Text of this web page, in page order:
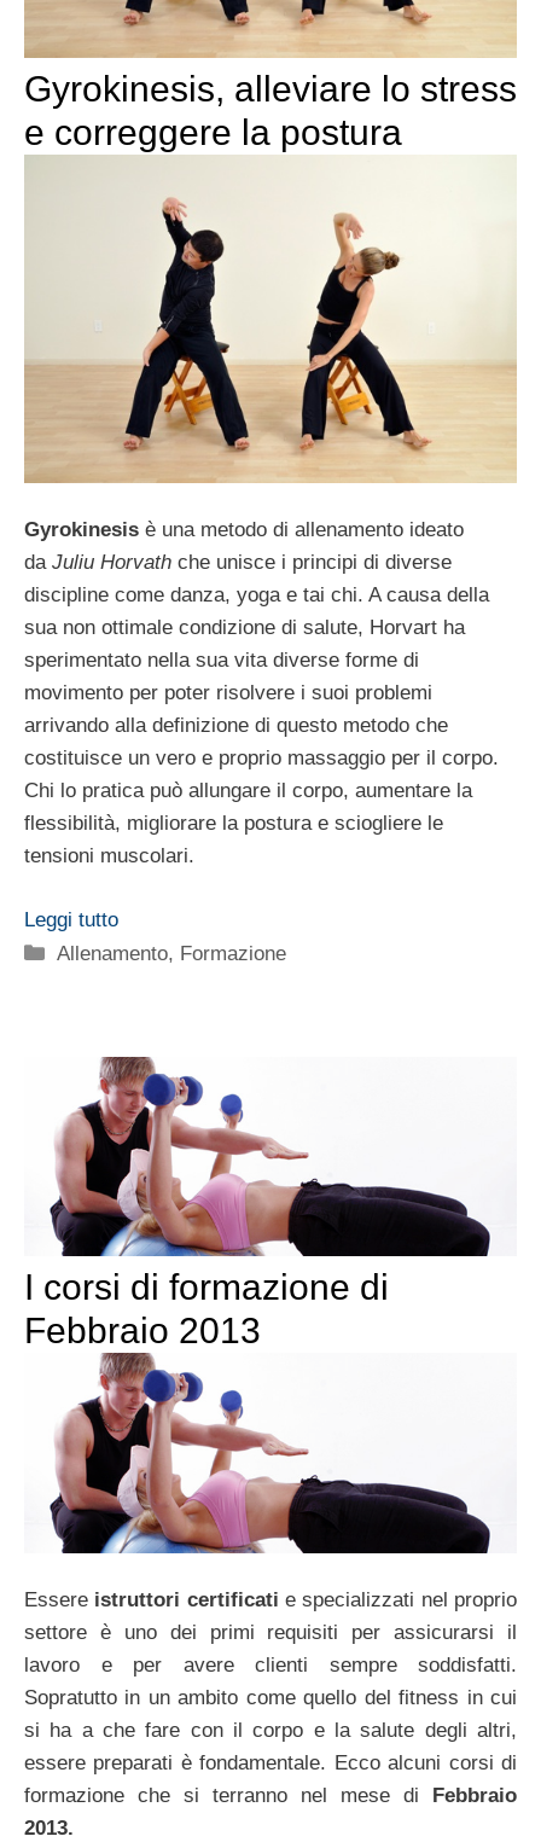
Gyrokinesis, alleviare lo stress
e correggere la postura
Gyrokinesis è una metodo di allenamento ideato
da Juliu Horvath che unisce i principi di diverse
discipline come danza, yoga e tai chi. A causa della
sua non ottimale condizione di salute, Horvart ha
sperimentato nella sua vita diverse forme di
movimento per poter risolvere i suoi problemi
arrivando alla definizione di questo metodo che
costituisce un vero e proprio massaggio per il corpo.
Chi lo pratica può allungare il corpo, aumentare la
flessibilità, migliorare la postura e sciogliere le
tensioni muscolari.
Leggi tutto
Categorie
Allenamento, Formazione
I corsi di formazione di
Febbraio 2013
Essere istruttori certificati e specializzati nel proprio
settore è uno dei primi requisiti per assicurarsi il
lavoro e per avere clienti sempre soddisfatti.
Sopratutto in un ambito come quello del fitness in cui
si ha a che fare con il corpo e la salute degli altri,
essere preparati è fondamentale. Ecco alcuni corsi di
formazione che si terranno nel mese di
Febbraio
2013.